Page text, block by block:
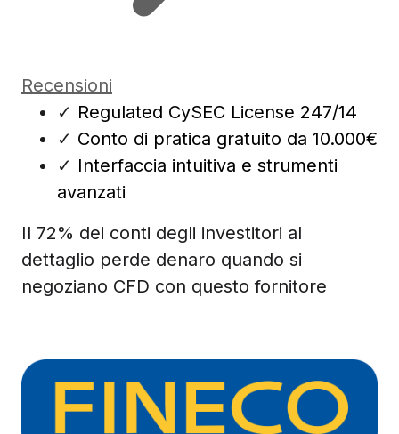
Recensioni
✓ Regulated CySEC License 247/14
✓ Conto di pratica gratuito da 10.000€
✓ Interfaccia intuitiva e strumenti
avanzati
Il 72% dei conti degli investitori al
dettaglio perde denaro quando si
negoziano CFD con questo fornitore